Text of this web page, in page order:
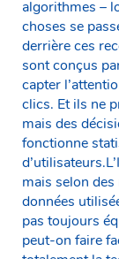
algorithmes –
choses se
derrière ces
sont conçus
capter
clics. Et ils ne
mais des
fonctionne
mais selon des
données
pas toujours
peut-on faire